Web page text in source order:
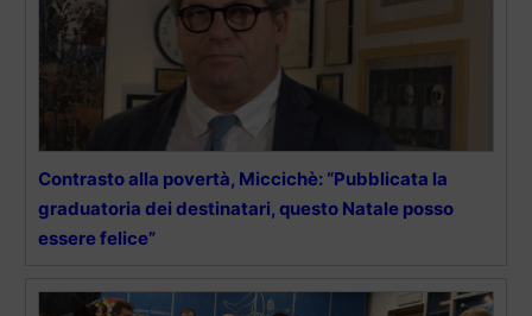
Contrasto alla povertà, Miccichè: “Pubblicata la
graduatoria dei destinatari, questo Natale posso
essere felice”